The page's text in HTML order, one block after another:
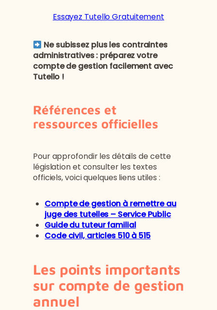
Essayez Tutello Gratuitement
Ne subissez plus les contraintes
administratives : préparez votre
compte de gestion facilement avec
Tutello !
Références et
ressources officielles
Pour approfondir les détails de cette
législation et consulter les textes
officiels, voici quelques liens utiles :
Compte de gestion à remettre au
juge des tutelles – Service Public
Guide du tuteur familial
Code civil, articles 510 à 515
Les points importants
sur compte de gestion
annuel